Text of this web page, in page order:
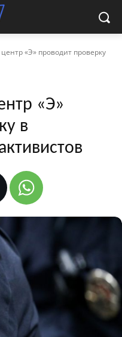
«Э» проводит проверку
«Э»
в